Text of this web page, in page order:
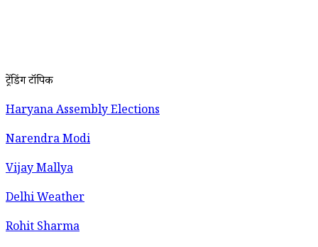
ट्रेंडिंग टॉपिक
Haryana Assembly Elections
Narendra Modi
Vijay Mallya
Delhi Weather
Rohit Sharma